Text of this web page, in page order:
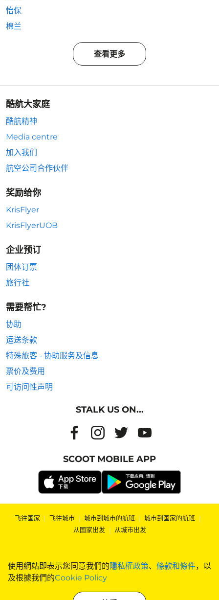
使用網站即表示您同意我們的隱私權政策、 條款和條件，以
及根據我們的Cookie Policy
怡保
棉兰
查看更多
酷航大家庭
酷航精神
Media centre
加入我们
航空公司合作伙伴
奖励给你
KrisFlyer
KrisFlyerUOB
企业预订
团体订票
旅行社
需要帮忙?
协助
运送条款
特殊旅客 - 协助服务及信息
票价及费用
可访问性声明
STALK US ON...
SCOOT MOBILE APP
飞往国家 | 飞往城市 | 城市到城市的航班 | 城市到国家的航班 |
从国家出发 | 从城市出发